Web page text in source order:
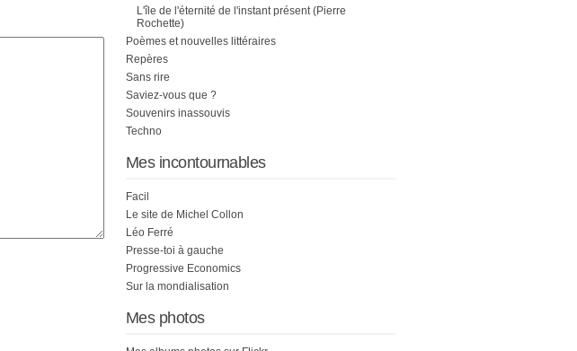
L'île de l'éternité de l'instant présent (Pierre
Rochette)
Poèmes et nouvelles littéraires
Repères
Sans rire
Saviez-vous que ?
Souvenirs inassouvis
Techno
Mes incontournables
Facil
Le site de Michel Collon
Léo Ferré
Presse-toi à gauche
Progressive Economics
Sur la mondialisation
Mes photos